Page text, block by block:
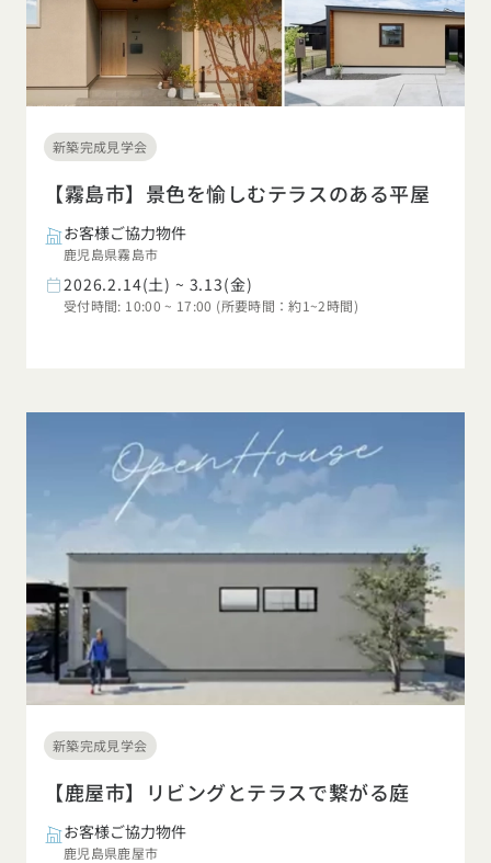
新築完成見学会
【霧島市】景色を愉しむテラスのある平屋
お客様ご協力物件
鹿児島県霧島市
2026.2.14(土) ~ 3.13(金)
受付時間: 10:00 ~ 17:00 (所要時間：約1~2時間)
新築完成見学会
【鹿屋市】リビングとテラスで繋がる庭
お客様ご協力物件
鹿児島県鹿屋市